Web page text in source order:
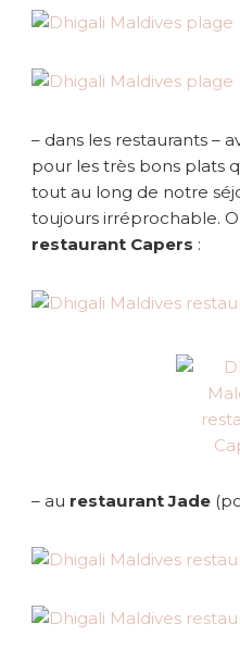
– dans les restaurants –
pour les très bons plats
tout au long de notre
toujours irréprochable.
restaurant Capers :
– au restaurant Jade